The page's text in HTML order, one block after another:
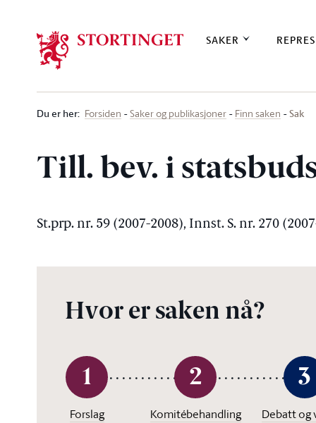
SAKER
Du er her: Forsiden Saker og publikasjoner Finn saken Sak
Till. bev. i
St.prp. nr. 59 (2007-2008), Innst. S. nr. 270
Hvor er saken nå?
1
Forslag
2
Komitébehandling
3
Debatt og